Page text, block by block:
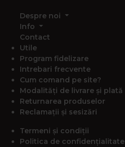
Despre noi
Info
Contact
Utile
Program fidelizare
Intrebari frecvente
Cum comand pe site?
Modalități de livrare și plată
Returnarea produselor
Reclamații și sesizări
Termeni și condiții
Politica de confidențialitate